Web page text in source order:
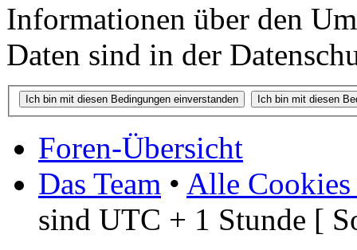
Informationen über den
Daten sind in der
Foren-Übersicht
Das Team • Alle Cookies
sind UTC + 1 Stunde [